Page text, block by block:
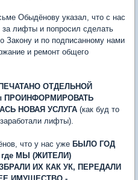
Обыдёнову указал, что с нас
за лифты и попросил сделать
Закону и по подписанному нами
и ремонт общего
ОТДЕЛЬНОЙ
ПРОИНФОРМИРОВАТЬ
НОВАЯ УСЛУГА (как буд то
лифты).
что у нас уже БЫЛО ГОД
МЫ (ЖИТЕЛИ)
ИХ КАК УК, ПЕРЕДАЛИ